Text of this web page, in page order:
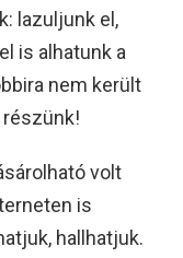
lazuljunk el,
is alhatunk a
nem került
volt
is
hallhatjuk.